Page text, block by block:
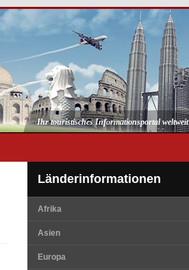
Ihr touristisches Informationsportal weltweit
Länderinformationen
Afrika
Asien
Europa